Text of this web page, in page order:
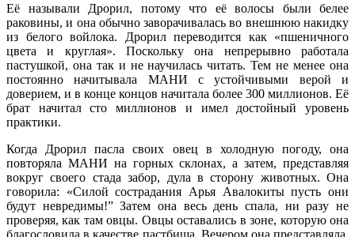
Её называли Дрорил, потому что её волосы были белее
раковины, и она обычно заворачивалась во внешнюю накидку
из белого войлока. Дрорил переводится как «пшеничного
цвета и круглая». Поскольку она непрерывно работала
пастушкой, она так и не научилась читать. Тем не менее она
постоянно начитывала МАНИ с устойчивыми верой и
доверием, и в конце концов начитала более 300 миллионов. Её
брат начитал сто миллионов и имел достойный уровень
практики.
Когда Дрорил пасла своих овец в холодную погоду, она
повторяла МАНИ на горных склонах, а затем, представляя
вокруг своего стада забор, дула в сторону животных. Она
говорила: «Силой сострадания Арья Авалокиты пусть они
будут невредимы!” Затем она весь день спала, ни разу не
проверяя, как там овцы. Овцы оставались в зоне, которую она
благословила в качестве пастбища. Вечером она представляла,